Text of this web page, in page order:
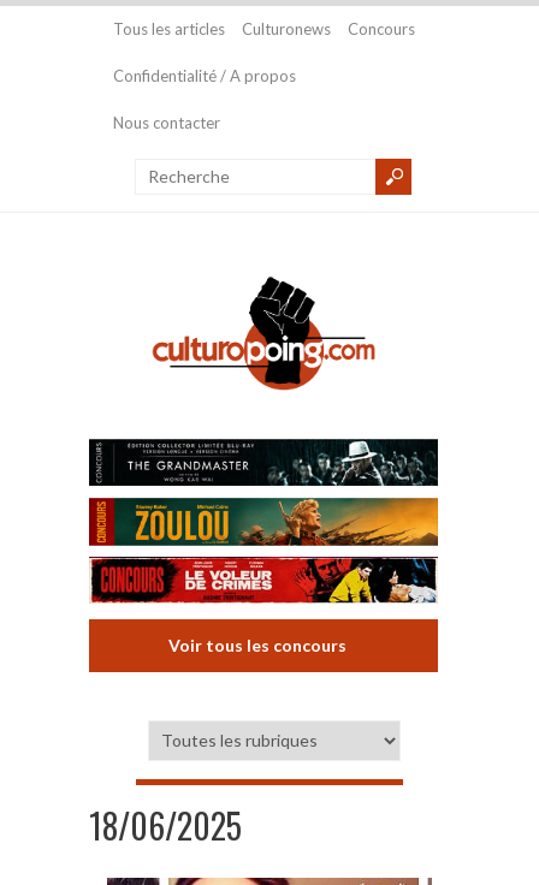
Tous les articles Culturonews Concours
Confidentialité / A propos
Nous contacter
Voir tous les concours
18/06/2025